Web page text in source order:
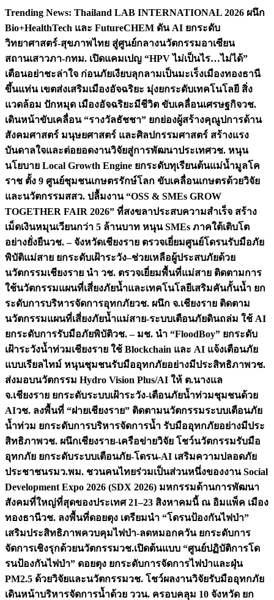
Skip
content
Trending News: Thailand LAB INTERNATIONAL 2026 ผนึก
Bio+HealthTech และ FutureCHEM ดัน AI ยกระดับ
วิทยาศาสตร์-สุขภาพไทย สู่ศูนย์กลางนวัตกรรมอาเซียน
สถานเสาวภา-กทม. เปิดแคมเปญ “HPV ไม่เป็นไร…ไม่ได้”
เตือนอย่าชะล่าใจ ก่อนภัยเงียบลุกลามเป็นมะเร็งเมืองทองธานี
ขึ้นแท่น เขตส่งเสริมเมืองอัจฉริยะ มุ่งยกระดับเทคโนโลยี สิ่ง
แวดล้อม ปักหมุด เมืองอัจฉริยะมีชีวิต ขับเคลื่อนเศรษฐกิจวช.
เดินหน้าขับเคลื่อน “รางวัลธัชชา” ยกย่องผู้สร้างคุณูปการด้าน
สังคมศาสตร์ มนุษยศาสตร์ และศิลปกรรมศาสตร์ สร้างแรง
บันดาลใจและต่อยอดงานวิจัยสู่การพัฒนาประเทศวช. หนุน
นโยบาย Local Growth Engine ยกระดับทุเรียนต้นแม่น้ำมูลโค
ราช ตั้ง 9 ศูนย์ชุมชนเกษตรรักษ์โลก ขับเคลื่อนเกษตรด้วยวิจัย
และนวัตกรรมสสว. ปลื้มงาน “OSS & SMEs GROW
TOGETHER FAIR 2026” ที่สงขลาประสบความสำเร็จ สร้าง
เม็ดเงินหมุนเวียนกว่า 5 ล้านบาท หนุน SMEs ภาคใต้เติบโต
อย่างยั่งยืนวช. – จังหวัดเชียงราย ตรวจเยี่ยมศูนย์โดรนรับมือภัย
พิบัติแม่สาย ยกระดับเฝ้าระวัง–ช่วยเหลือผู้ประสบภัยด้วย
นวัตกรรมเชียงราย นำ วช. ตรวจเยี่ยมพื้นที่แม่สาย ติดตามการ
ใช้นวัตกรรมแผนที่เสี่ยงภัยน้ำและเทคโนโลยีเสริมคันกั้นน้ำ ยก
ระดับการบริหารจัดการอุทกภัยวช. ผนึก จ.เชียงราย ติดตาม
นวัตกรรมแผนที่เสี่ยงภัยน้ำแม่สาย-ระบบเตือนภัยดินถล่ม ใช้ AI
ยกระดับการรับมือภัยพิบัติวช. – มช. นำ “FloodBoy” ยกระดับ
เฝ้าระวังน้ำท่วมเชียงราย ใช้ Blockchain และ AI แจ้งเตือนภัย
แบบเรียลไทม์ หนุนชุมชนรับมืออุทกภัยอย่างมีประสิทธิภาพวช.
ส่งมอบนวัตกรรม Hydro Vision Plus/AI ให้ ต.นางแล
จ.เชียงราย ยกระดับระบบเฝ้าระวัง-เตือนภัยน้ำท่วมชุมชนด้วย
AIวช. ลงพื้นที่ “ฝายเชียงราย” ติดตามนวัตกรรมระบบเตือนภัย
น้ำท่วม ยกระดับการบริหารจัดการน้ำ รับมืออุทกภัยอย่างมีประ
สิทธิภาพวช. ผนึกเชียงราย-เครือข่ายวิจัย โชว์นวัตกรรมรับมือ
อุทกภัย ยกระดับระบบเตือนภัย-โดรน-AI เสริมความปลอดภัย
ประชาชนรมว.พม. ชวนคนไทยร่วมเป็นส่วนหนึ่งของงาน Social
Development Expo 2026 (SDX 2026) มหกรรมด้านการพัฒนา
สังคมที่ใหญ่ที่สุดของประเทศ 21–23 สิงหาคมนี้ ณ อิมแพ็ค เมือง
ทองธานีวช. ลงพื้นที่ดอยตุง เตรียมนำ “โดรนป้องกันไฟป่า”
เสริมประสิทธิภาพควบคุมไฟป่า-ลดหมอกควัน ยกระดับการ
จัดการเชิงรุกด้วยนวัตกรรมวช.เปิดต้นแบบ “ศูนย์ปฏิบัติการโด
รนป้องกันไฟป่า” ดอยตุง ยกระดับการจัดการไฟป่าและฝุ่น
PM2.5 ด้วยวิจัยและนวัตกรรมวช. โชว์ผลงานวิจัยรับมืออุทกภัย
เดินหน้าบริหารจัดการน้ำด้วย ววน. ครอบคลุม 10 จังหวัด ยก